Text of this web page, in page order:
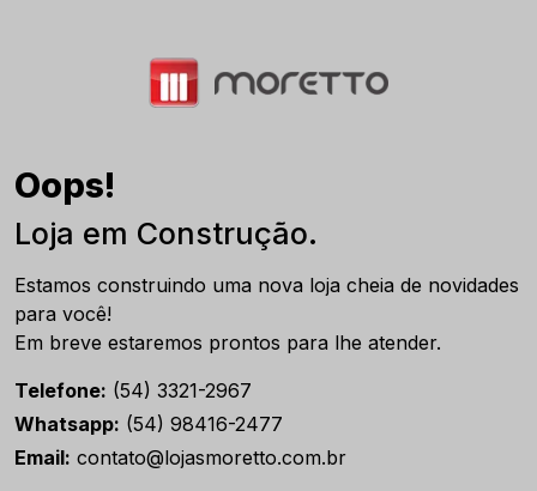
Oops!
Loja em Construção.
Estamos construindo uma nova loja cheia de novidades
para você!
Em breve estaremos prontos para lhe atender.
Telefone: (54) 3321-2967
Whatsapp: (54) 98416-2477
Email: contato@lojasmoretto.com.br